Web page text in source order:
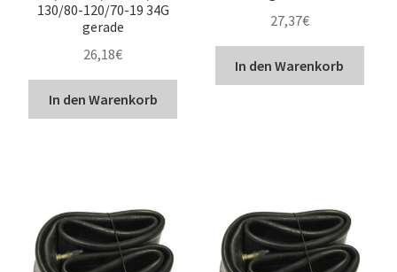
130/80-120/70-19 34G
gerade
26,18€
In den Warenkorb
27,37€
In den Warenkorb